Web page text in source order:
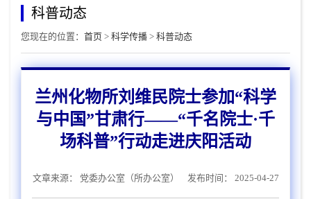
科普动态
您现在的位置： 首页 > 科学传播 > 科普动态
兰州化物所刘维民院士参加“科学
与中国”甘肃行——“千名院士·千
场科普”行动走进庆阳活动
文章来源： 党委办公室（所办公室） 发布时间： 2025-04-27